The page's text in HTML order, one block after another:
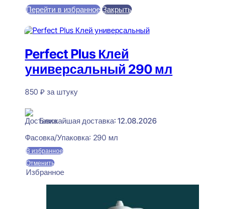
Перейти в избранное Закрыть
Perfect Plus Клей
универсальный 290 мл
850 ₽ за штуку
Ближайшая доставка: 12.08.2026
Фасовка/Упаковка: 290 мл
В избранное
Отменить
Избранное